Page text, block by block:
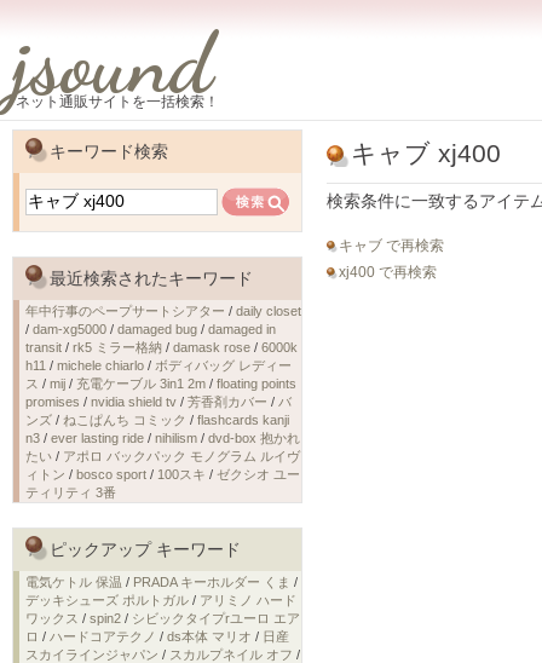
jsound
ネット通販サイトを一括検索！
キャブ xj400
検索条件に一致するアイテ
キャブ で再検索
xj400 で再検索
キーワード検索
最近検索されたキーワード
年中行事のペープサートシアター / daily closet
/ dam-xg5000 / damaged bug / damaged in
transit / rk5 ミラー格納 / damask rose / 6000k
h11 / michele chiarlo / ボディバッグ レディー
ス / mij / 充電ケーブル 3in1 2m / floating points
promises / nvidia shield tv / 芳香剤カバー / バ
ンズ / ねこぱんち コミック / flashcards kanji
n3 / ever lasting ride / nihilism / dvd-box 抱かれ
たい / アポロ バックパック モノグラム ルイヴ
ィトン / bosco sport / 100スキ / ゼクシオ ユー
ティリティ 3番
ピックアップ キーワード
電気ケトル 保温 / PRADA キーホルダー くま /
デッキシューズ ポルトガル / アリミノ ハード
ワックス / spin2 / シビックタイプrユーロ エア
ロ / ハードコアテクノ / ds本体 マリオ / 日産
スカイラインジャパン / スカルプネイル オフ /